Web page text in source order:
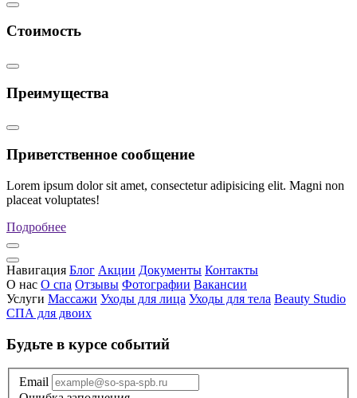
Стоимость
Преимущества
Приветственное сообщение
Lorem ipsum dolor sit amet, consectetur adipisicing elit. Magni non
placeat voluptates!
Подробнее
Навигация Блог Акции Документы Контакты
О нас О спа Отзывы Фотографии Вакансии
Услуги Массажи Уходы для лица Уходы для тела Beauty Studio
СПА для двоих
Будьте в курсе событий
Email